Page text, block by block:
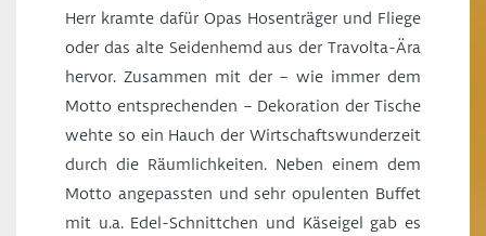
Herr kramte dafür Opas Hosenträger und Fliege
oder das alte Seidenhemd aus der Travolta-Ära
hervor. Zusammen mit der – wie immer dem
Motto entsprechenden – Dekoration der Tische
wehte so ein Hauch der Wirtschaftswunderzeit
durch die Räumlichkeiten. Neben einem dem
Motto angepassten und sehr opulenten Buffet
mit u.a. Edel-Schnittchen und Käseigel gab es